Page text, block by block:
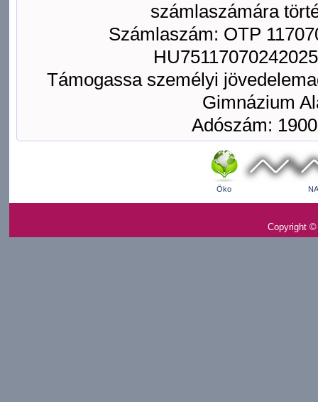
számlaszámára
Számlaszám: OTP
Támogassa személyi
Gimnázium
Adószám:
Öko
Copyright